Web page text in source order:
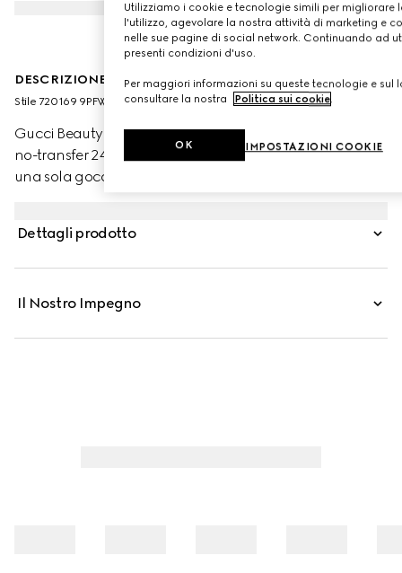
DESCRIZIONE DEL PRODOTTO
Stile ‎720169 9PFWW 9220
Gucci Beauty presenta Éternité de Beauté, il fondotinta
no-transfer 24 ore di Gucci che offre alta coprenza con
una sola goccia di prodotto. La formula leggera, dalla
naturale. Attraverso la combinazione di polveri ad alta
garantisce una copertura uniforme e impeccabile tutto il
Dettagli prodotto
Il Nostro Impegno
Utilizziamo i cookie e tecnologie simili per migliorare
l'utilizzo, agevolare la nostra attività di marketing e
nelle sue pagine di social network. Continuando ad
presenti condizioni d'uso.
Per maggiori informazioni su queste tecnologie e sul
consultare la nostra Politica sui cookie.
IMPOSTAZIONI COOKIE
OK